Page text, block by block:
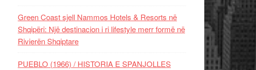
Green Coast sjell Nammos Hotels & Resorts në
Shqipëri: Një destinacion i ri lifestyle merr formë në
Rivierën Shqiptare
PUEBLO (1966) / HISTORIA E SPANJOLLES